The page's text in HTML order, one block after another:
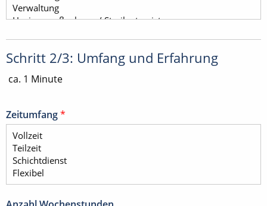
Schritt 2/3: Umfang und Erfahrung
ca. 1 Minute
Zeitumfang*